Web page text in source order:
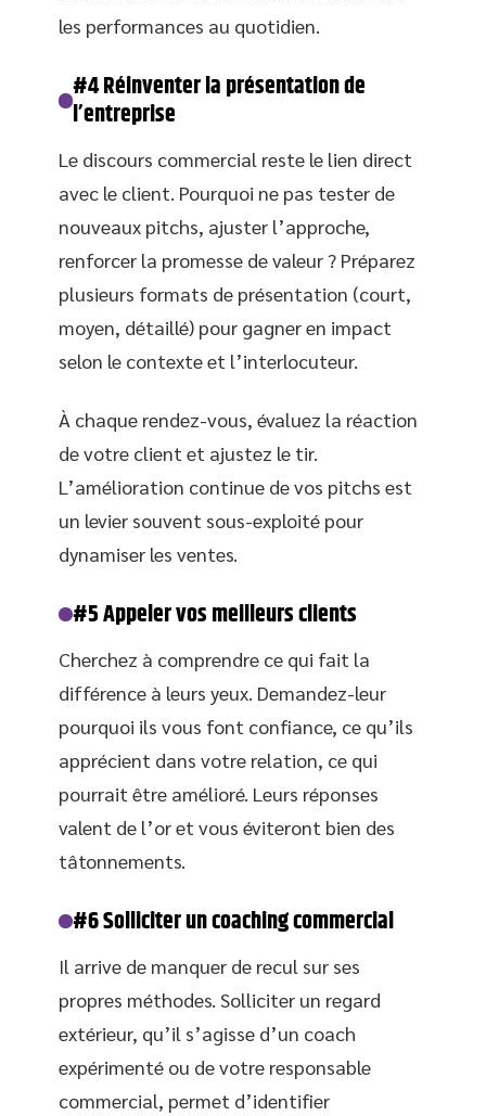
les performances au quotidien.
#4 Réinventer la présentation de
l’entreprise
Le discours commercial reste le lien direct
avec le client. Pourquoi ne pas tester de
nouveaux pitchs, ajuster l’approche,
renforcer la promesse de valeur ? Préparez
plusieurs formats de présentation (court,
moyen, détaillé) pour gagner en impact
selon le contexte et l’interlocuteur.
À chaque rendez-vous, évaluez la réaction
de votre client et ajustez le tir.
L’amélioration continue de vos pitchs est
un levier souvent sous-exploité pour
dynamiser les ventes.
#5 Appeler vos meilleurs clients
Cherchez à comprendre ce qui fait la
différence à leurs yeux. Demandez-leur
pourquoi ils vous font confiance, ce qu’ils
apprécient dans votre relation, ce qui
pourrait être amélioré. Leurs réponses
valent de l’or et vous éviteront bien des
tâtonnements.
#6 Solliciter un coaching commercial
Il arrive de manquer de recul sur ses
propres méthodes. Solliciter un regard
extérieur, qu’il s’agisse d’un coach
expérimenté ou de votre responsable
commercial, permet d’identifier